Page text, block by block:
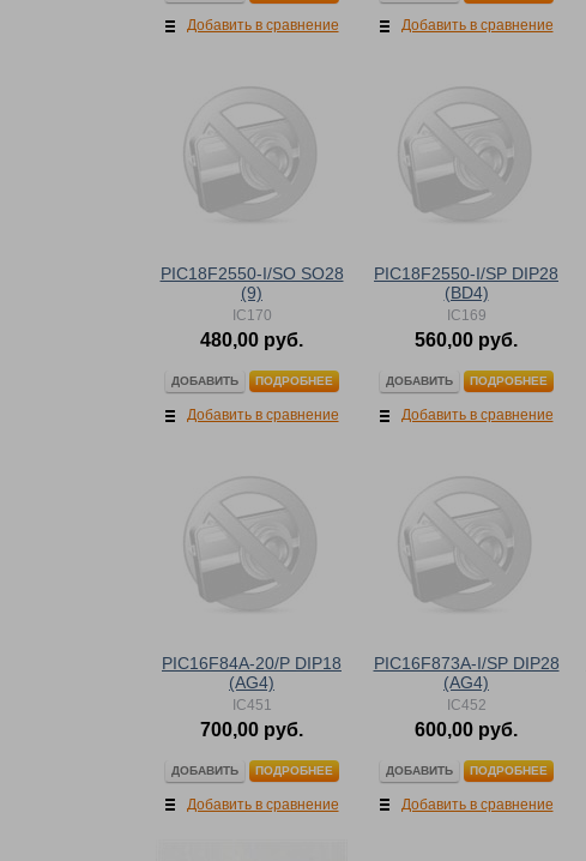
Добавить в сравнение Добавить в сравнение
PIC18F2550-I/SO SO28
(9)
IC170
480,00 руб.
ДОБАВИТЬ ПОДРОБНЕЕ
Добавить в сравнение
PIC18F2550-I/SP DIP28
(BD4)
IC169
560,00 руб.
ДОБАВИТЬ ПОДРОБНЕЕ
Добавить в сравнение
PIC16F84A-20/P DIP18
(AG4)
IC451
700,00 руб.
ДОБАВИТЬ ПОДРОБНЕЕ
Добавить в сравнение
PIC16F873A-I/SP DIP28
(AG4)
IC452
600,00 руб.
ДОБАВИТЬ ПОДРОБНЕЕ
Добавить в сравнение